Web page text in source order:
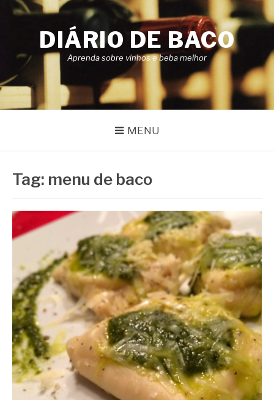
Pular
DIÁRIO DE BACO
Aprenda sobre vinhos e beba melhor
MENU
Tag: menu de baco